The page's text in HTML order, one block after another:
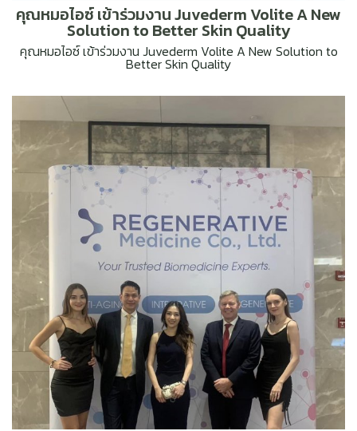
คุณหมอไอซ์ เข้าร่วมงาน Juvederm Volite A New
Solution to Better Skin Quality
คุณหมอไอซ์ เข้าร่วมงาน Juvederm Volite A New Solution to
Better Skin Quality